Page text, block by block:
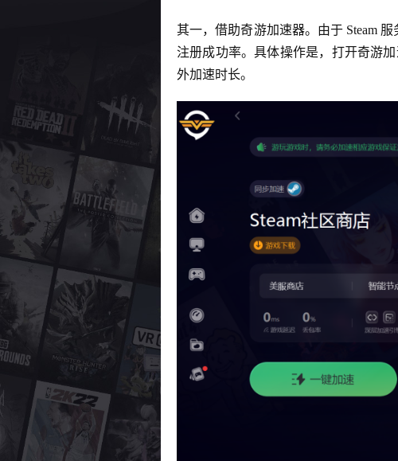
其一，借助奇游加速器。由于 Steam
注册成功率。具体操作是，打开奇游
外加速时长。